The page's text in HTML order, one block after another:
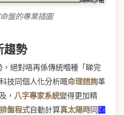
盤的專業插圖
趨勢
絕對唔再係傳統嗰種「睇完
技同個人化分析嘅命理諮詢革
， 八字專家系統變得更加精
排盤程式自動計算真太陽時同國